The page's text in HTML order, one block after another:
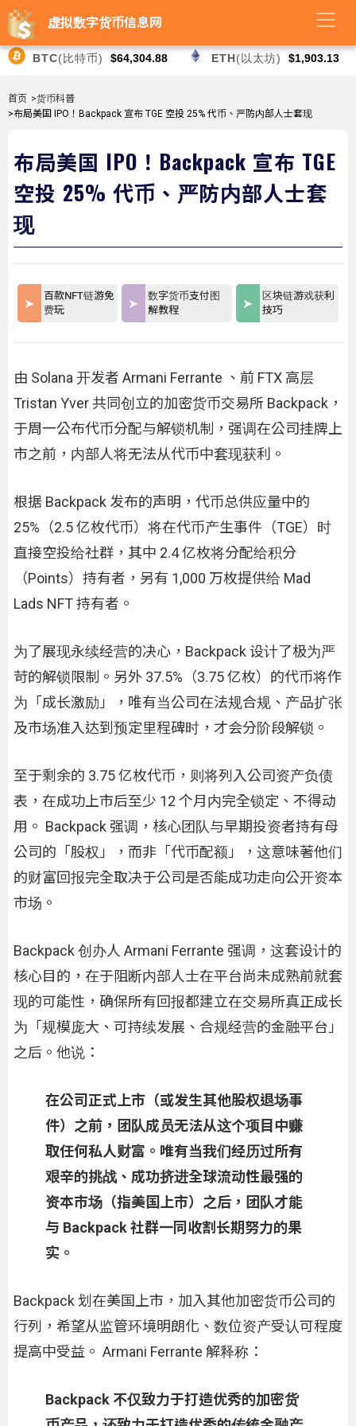
虚拟数字货币信息网
BTC(比特币) $64,304.88 ETH(以太坊) $1,903.13
首页 >货币科普
>布局美国 IPO！Backpack 宣布 TGE 空投 25% 代币、严防内部人士套现
布局美国 IPO！Backpack 宣布 TGE
空投 25% 代币、严防内部人士套
现
百款NFT链游免
费玩
数字货币支付图
解教程
区块链游戏获利
技巧
由 Solana 开发者 Armani Ferrante 、前 FTX 高层
Tristan Yver 共同创立的加密货币交易所 Backpack，
于周一公布代币分配与解锁机制，强调在公司挂牌上
市之前，内部人将无法从代币中套现获利。
根据 Backpack 发布的声明，代币总供应量中的
25%（2.5 亿枚代币）将在代币产生事件（TGE）时
直接空投给社群，其中 2.4 亿枚将分配给积分
（Points）持有者，另有 1,000 万枚提供给 Mad
Lads NFT 持有者。
为了展现永续经营的决心，Backpack 设计了极为严
苛的解锁限制。另外 37.5%（3.75 亿枚）的代币将作
为「成长激励」，唯有当公司在法规合规、产品扩张
及市场准入达到预定里程碑时，才会分阶段解锁。
至于剩余的 3.75 亿枚代币，则将列入公司资产负债
表，在成功上市后至少 12 个月内完全锁定、不得动
用。 Backpack 强调，核心团队与早期投资者持有母
公司的「股权」，而非「代币配额」，这意味著他们
的财富回报完全取决于公司是否能成功走向公开资本
市场。
Backpack 创办人 Armani Ferrante 强调，这套设计的
核心目的，在于阻断内部人士在平台尚未成熟前就套
现的可能性，确保所有回报都建立在交易所真正成长
为「规模庞大、可持续发展、合规经营的金融平台」
之后。他说：
在公司正式上市（或发生其他股权退场事
件）之前，团队成员无法从这个项目中赚
取任何私人财富。唯有当我们经历过所有
艰辛的挑战、成功挤进全球流动性最强的
资本市场（指美国上市）之后，团队才能
与 Backpack 社群一同收割长期努力的果
实。
Backpack 划在美国上市，加入其他加密货币公司的
行列，希望从监管环境明朗化、数位资产受认可程度
提高中受益。 Armani Ferrante 解释称：
Backpack 不仅致力于打造优秀的加密货